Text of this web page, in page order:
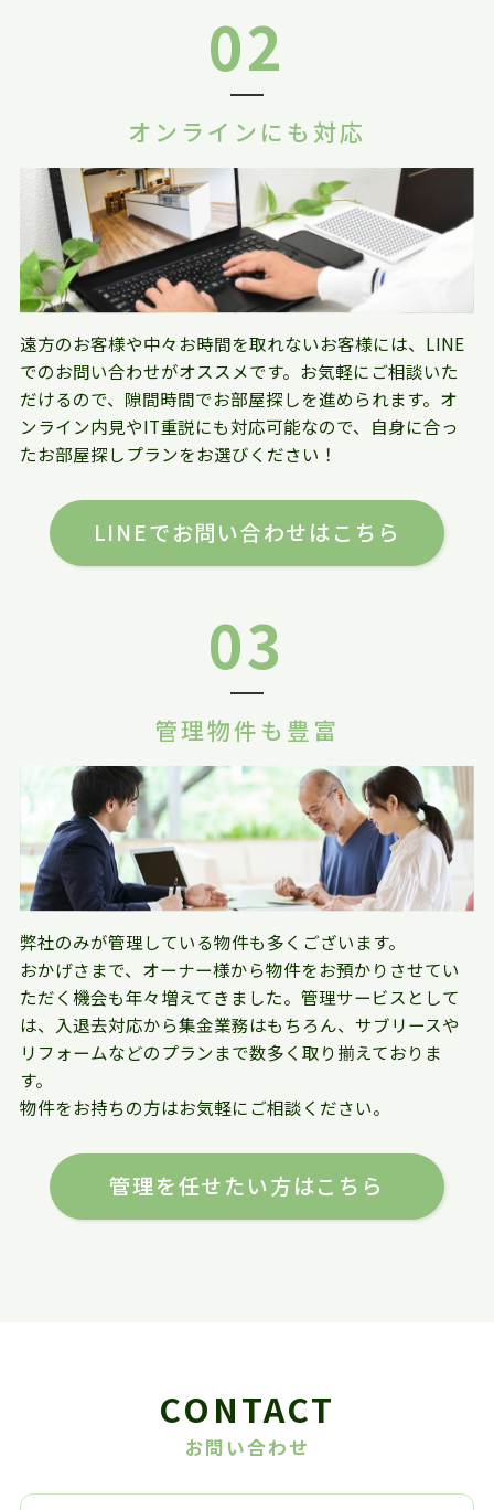
02
オンラインにも対応
遠方のお客様や中々お時間を取れないお客様には、LINE
でのお問い合わせがオススメです。お気軽にご相談いた
だけるので、隙間時間でお部屋探しを進められます。オ
ンライン内見やIT重説にも対応可能なので、自身に合っ
たお部屋探しプランをお選びください！
LINEでお問い合わせはこちら
03
管理物件も豊富
弊社のみが管理している物件も多くございます。
おかげさまで、オーナー様から物件をお預かりさせてい
ただく機会も年々増えてきました。管理サービスとして
は、入退去対応から集金業務はもちろん、サブリースや
リフォームなどのプランまで数多く取り揃えておりま
す。
物件をお持ちの方はお気軽にご相談ください。
管理を任せたい方はこちら
CONTACT
お問い合わせ